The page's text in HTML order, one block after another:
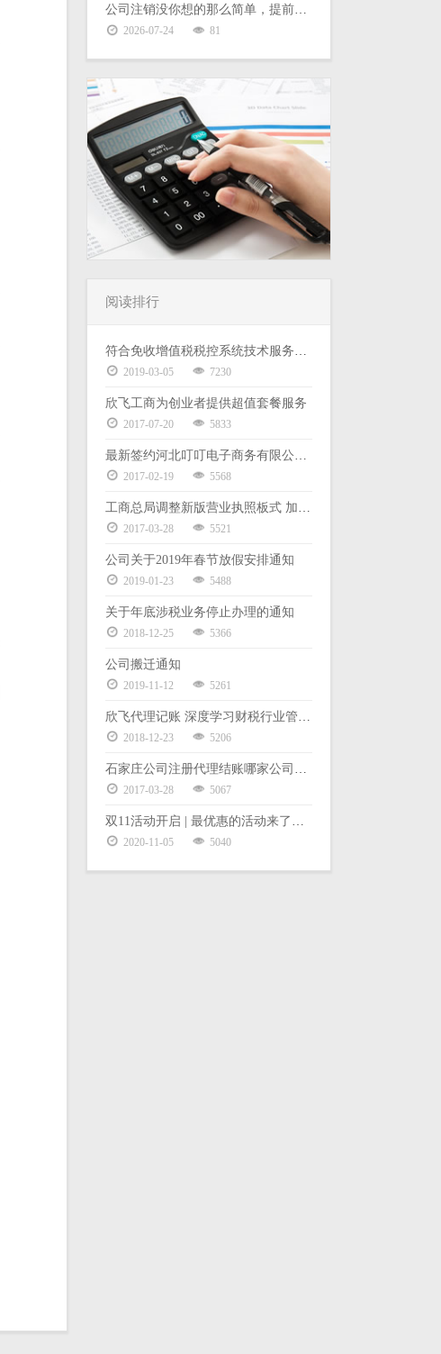
公司注销没你想的那么简单，提前了解这些能少走弯路
2026-07-24 81
阅读排行
2019-03-05 7230
欣飞工商为创业者提供超值套餐服务
2017-07-20 5833
2017-02-19 5568
2017-03-28 5521
公司关于2019年春节放假安排通知
2019-01-23 5488
关于年底涉税业务停止办理的通知
2018-12-25 5366
公司搬迁通知
2019-11-12 5261
2018-12-23 5206
2017-03-28 5067
2020-11-05 5040